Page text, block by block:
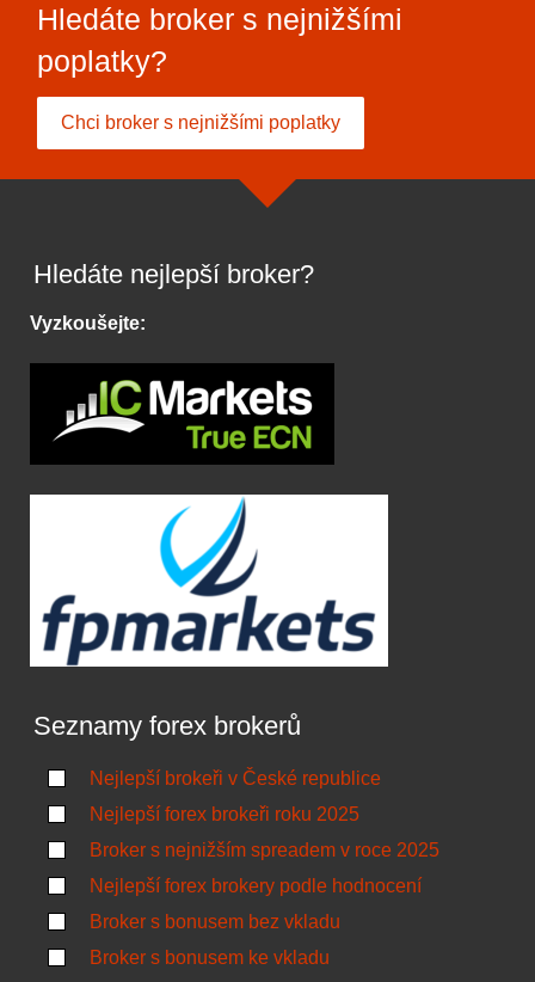
Hledáte broker s nejnižšími
poplatky?
Chci broker s nejnižšími poplatky
Hledáte nejlepší broker?
Vyzkoušejte:
Seznamy forex brokerů
Nejlepší brokeři v České republice
Nejlepší forex brokeři roku 2025
Broker s nejnižším spreadem v roce 2025
Nejlepší forex brokery podle hodnocení
Broker s bonusem bez vkladu
Broker s bonusem ke vkladu